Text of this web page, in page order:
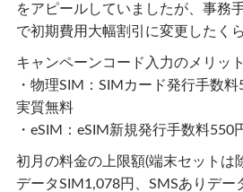
をアピールしていましたが、事務
で初期費用大幅割引に変更したく
キャンペーンコード入力のメリット
・物理SIM：SIMカード発行手数
実質無料
・eSIM：eSIM新規発行手数料550
初月の料金の上限額(端末セットは
データSIM1,078円、SMSありデー